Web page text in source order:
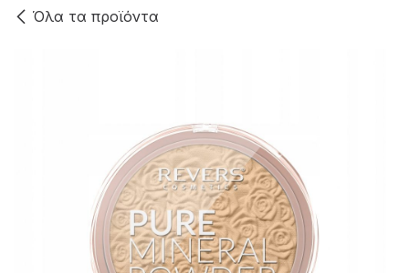
Όλα τα προϊόντα